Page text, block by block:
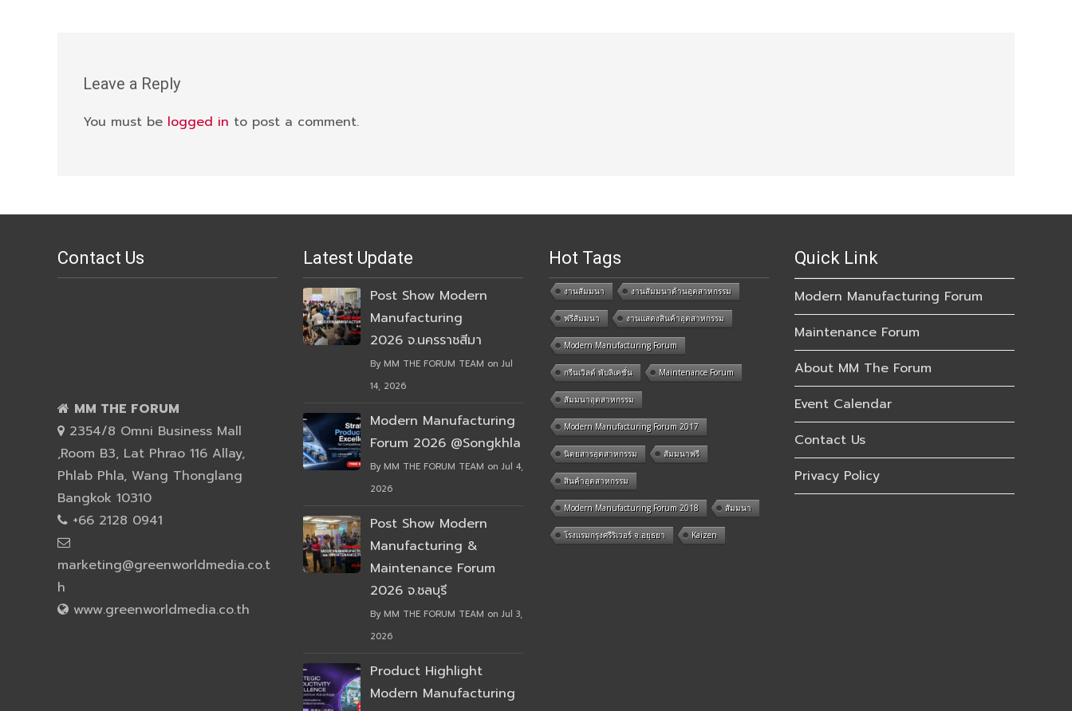
Leave a Reply
You must be logged in to post a comment.
Contact Us
MM THE FORUM
2354/8 Omni Business Mall
,Room B3, Lat Phrao 116 Allay,
Phlab Phla, Wang Thonglang
Bangkok 10310
+66 2128 0941
marketing@greenworldmedia.co.t
h
www.greenworldmedia.co.th
Latest Update
Post Show Modern
Manufacturing
2026 จ.นครราชสีมา
By MM THE FORUM TEAM on Jul
14, 2026
Modern Manufacturing
Forum 2026 @Songkhla
By MM THE FORUM TEAM on Jul 4,
2026
Post Show Modern
Manufacturing &
Maintenance Forum
2026 จ.ชลบุรี
By MM THE FORUM TEAM on Jul 3,
2026
Product Highlight
Modern Manufacturing
Hot Tags
งานสัมมนา งานสัมมนาด้านอุตสาหกรรม
ฟรีสัมมนา งานแสดงสินค้าอุตสาหกรรม
Modern Manufacturing Forum
กรีนเวิลด์ พับลิเคชั่น Maintenance Forum
สัมมนาอุตสาหกรรม
Modern Manufacturing Forum 2017
นิตยสารอุตสาหกรรม สัมมนาฟรี
สินค้าอุตสาหกรรม
Modern Manufacturing Forum 2018 สัมมนา
โรงแรมกรุงศรีริเวอร์ จ.อยุธยา Kaizen
Quick Link
Modern Manufacturing Forum
Maintenance Forum
About MM The Forum
Event Calendar
Contact Us
Privacy Policy